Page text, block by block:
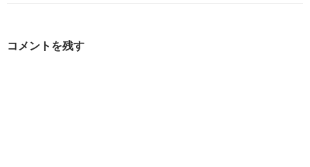
ゲ
コメントを残す